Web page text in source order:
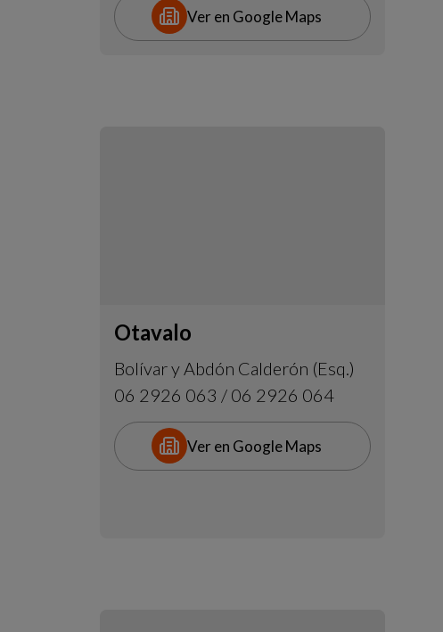
Ver en Google Maps
Otavalo
Bolívar y Abdón Calderón (Esq.)
06 2926 063 / 06 2926 064
Ver en Google Maps